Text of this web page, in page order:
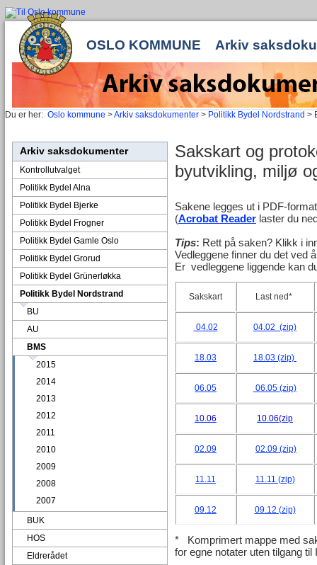
OSLO KOMMUNE Arkiv
Du er her: Oslo kommune >Arkiv saksdokumenter > Politikk Bydel Nordstrand >
Arkiv saksdokumenter
Kontrollutvalget
Politikk Bydel Alna
Politikk Bydel Bjerke
Politikk Bydel Frogner
Politikk Bydel Gamle Oslo
Politikk Bydel Grorud
Politikk Bydel Grünerløkka
Politikk Bydel Nordstrand
BU
AU
BMS
2015
2014
2013
2012
2011
2010
2009
2008
2007
BUK
HOS
Eldrerådet
Sakskart og
byutvikling, miljø
Sakene legges ut i PDF-
(Acrobat Reader laster du
Tips: Rett på saken? Klikk i
Vedleggene finner du det ved
Er vedleggene liggende kan
Sakskart Last ned*
04.02 04.02 (zip)
18.03 18.03 (zip)
06.05 06.05 (zip)
10.06 10.06(zip
02.09 02.09 (zip)
11.11 11.11 (zip)
09.12 09.12 (zip)
* Komprimert mappe med
for egne notater uten tilgang til